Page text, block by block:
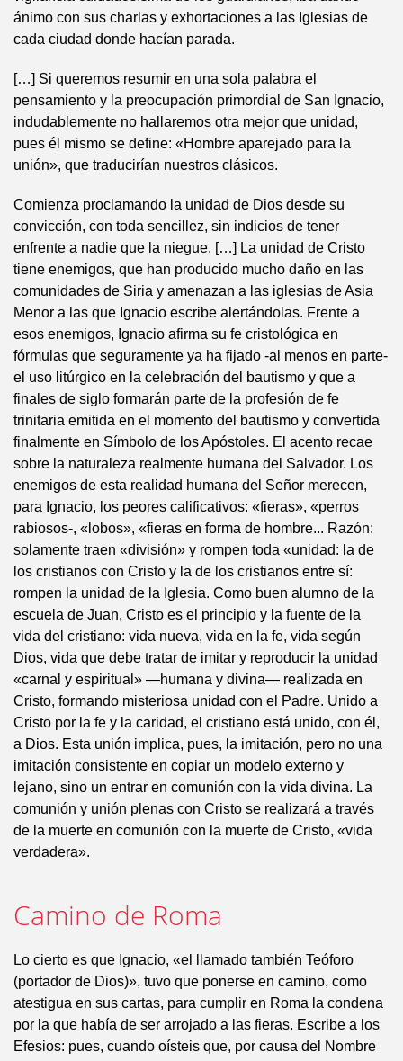
ánimo con sus charlas y exhortaciones a las Iglesias de
cada ciudad donde hacían parada.
[…] Si queremos resumir en una sola palabra el
pensamiento y la preocupación primordial de San Ignacio,
indudablemente no hallaremos otra mejor que unidad,
pues él mismo se define: «Hombre aparejado para la
unión», que traducirían nuestros clásicos.
Comienza proclamando la unidad de Dios desde su
convicción, con toda sencillez, sin indicios de tener
enfrente a nadie que la niegue. […] La unidad de Cristo
tiene enemigos, que han producido mucho daño en las
comunidades de Siria y amenazan a las iglesias de Asia
Menor a las que Ignacio escribe alertándolas. Frente a
esos enemigos, Ignacio afirma su fe cristológica en
fórmulas que seguramente ya ha fijado -al menos en parte-
el uso litúrgico en la celebración del bautismo y que a
finales de siglo formarán parte de la profesión de fe
trinitaria emitida en el momento del bautismo y convertida
finalmente en Símbolo de los Apóstoles. El acento recae
sobre la naturaleza realmente humana del Salvador. Los
enemigos de esta realidad humana del Señor merecen,
para Ignacio, los peores calificativos: «fieras», «perros
rabiosos-, «lobos», «fieras en forma de hombre... Razón:
solamente traen «división» y rompen toda «unidad: la de
los cristianos con Cristo y la de los cristianos entre sí:
rompen la unidad de la Iglesia. Como buen alumno de la
escuela de Juan, Cristo es el principio y la fuente de la
vida del cristiano: vida nueva, vida en la fe, vida según
Dios, vida que debe tratar de imitar y reproducir la unidad
«carnal y espiritual» —humana y divina— realizada en
Cristo, formando misteriosa unidad con el Padre. Unido a
Cristo por la fe y la caridad, el cristiano está unido, con él,
a Dios. Esta unión implica, pues, la imitación, pero no una
imitación consistente en copiar un modelo externo y
lejano, sino un entrar en comunión con la vida divina. La
comunión y unión plenas con Cristo se realizará a través
de la muerte en comunión con la muerte de Cristo, «vida
verdadera».
Camino de Roma
Lo cierto es que Ignacio, «el llamado también Teóforo
(portador de Dios)», tuvo que ponerse en camino, como
atestigua en sus cartas, para cumplir en Roma la condena
por la que había de ser arrojado a las fieras. Escribe a los
Efesios: pues, cuando oísteis que, por causa del Nombre